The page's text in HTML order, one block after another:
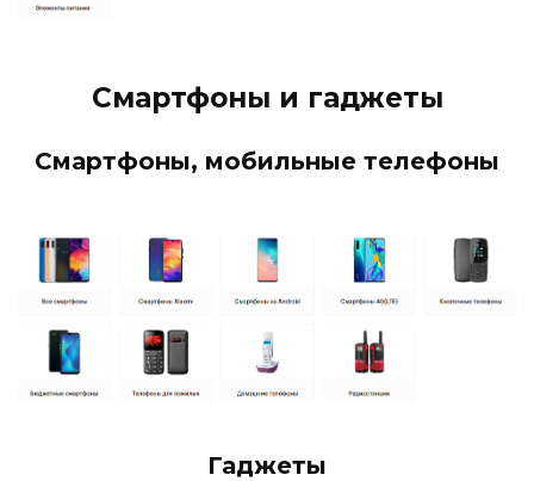
Смартфоны и гаджеты
Смартфоны, мобильные телефоны
Гаджеты